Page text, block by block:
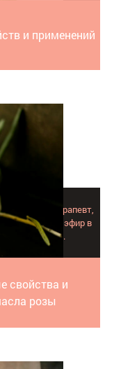
и применений
свойства и
розы
ароматерапевт,
этот эфир в
духов.